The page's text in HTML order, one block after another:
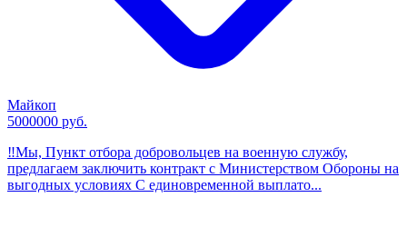
Майкоп
5000000 руб.
‼️Мы, Пункт отбора добровольцев на военную службу,
предлагаем заключить контракт с Министерством Обороны на
выгодных условиях С единовременной выплато...